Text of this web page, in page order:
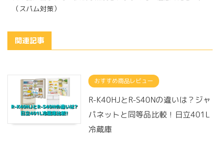
（スパム対策）
関連記事
おすすめ商品レビュー
R-K40HJとR-S40Nの違いは？ジャ
パネットと同等品比較！日立401L
冷蔵庫